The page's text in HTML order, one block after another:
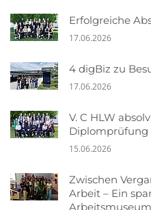
Erfolgreiche
17.06.2026
4 digBiz zu
17.06.2026
V. C HLW
Diplomprüfung
15.06.2026
Zwischen
Arbeit – Ein